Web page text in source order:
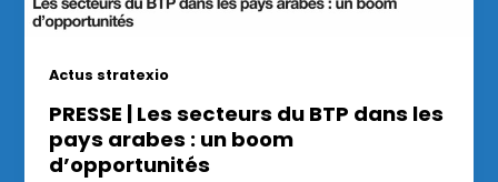
Actus stratexio
PRESSE | Les secteurs du BTP dans les
pays arabes : un boom
d’opportunités